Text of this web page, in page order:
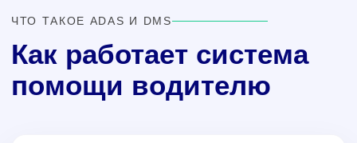
ЧТО ТАКОЕ ADAS И DMS
Как работает система
помощи водителю